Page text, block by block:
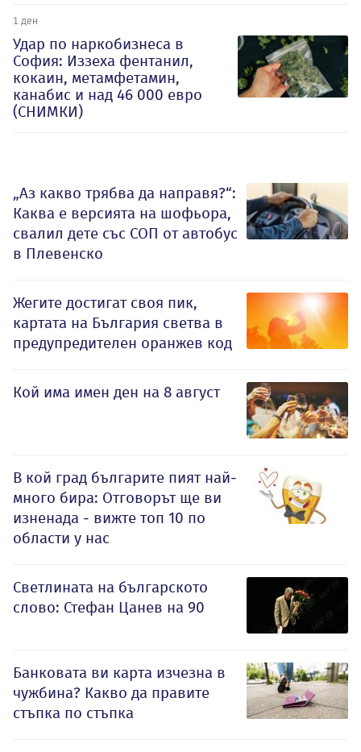
1 ден
Удар по наркобизнеса в
София: Иззеха фентанил,
кокаин, метамфетамин,
канабис и над 46 000 евро
(СНИМКИ)
„Аз какво трябва да направя?“:
Каква е версията на шофьора,
свалил дете със СОП от автобус
в Плевенско
Жегите достигат своя пик,
картата на България светва в
предупредителен оранжев код
Кой има имен ден на 8 август
В кой град българите пият най-
много бира: Отговорът ще ви
изненада - вижте топ 10 по
области у нас
Светлината на българското
слово: Стефан Цанев на 90
Банковата ви карта изчезна в
чужбина? Какво да правите
стъпка по стъпка